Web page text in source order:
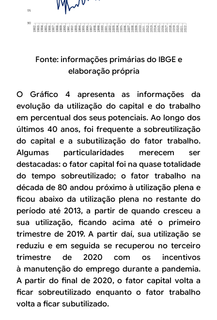
Fonte: informações primárias do IBGE e
elaboração própria
O Gráfico 4 apresenta as informações da
evolução da utilização do capital e do trabalho
em percentual dos seus potenciais. Ao longo dos
últimos 40 anos, foi frequente a sobreutilização
do capital e a subutilização do fator trabalho.
Algumas particularidades merecem ser
destacadas: o fator capital foi na quase totalidade
do tempo sobreutilizado; o fator trabalho na
década de 80 andou próximo à utilização plena e
ficou abaixo da utilização plena no restante do
período até 2013, a partir de quando cresceu a
sua utilização, ficando acima até o primeiro
trimestre de 2019. A partir daí, sua utilização se
reduziu e em seguida se recuperou no terceiro
trimestre de 2020 com os incentivos
à manutenção do emprego durante a pandemia.
A partir do final de 2020, o fator capital volta a
ficar sobreutilizado enquanto o fator trabalho
volta a ficar subutilizado.